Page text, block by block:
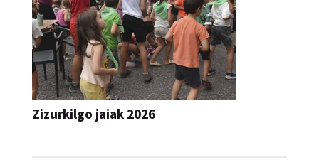
Zizurkilgo jaiak 2026